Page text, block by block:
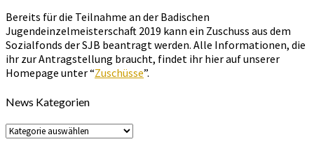
Bereits für die Teilnahme an der Badischen
Jugendeinzelmeisterschaft 2019 kann ein Zuschuss aus dem
Sozialfonds der SJB beantragt werden. Alle Informationen, die
ihr zur Antragstellung braucht, findet ihr hier auf unserer
Homepage unter “Zuschüsse”.
News Kategorien
News
Kategorien